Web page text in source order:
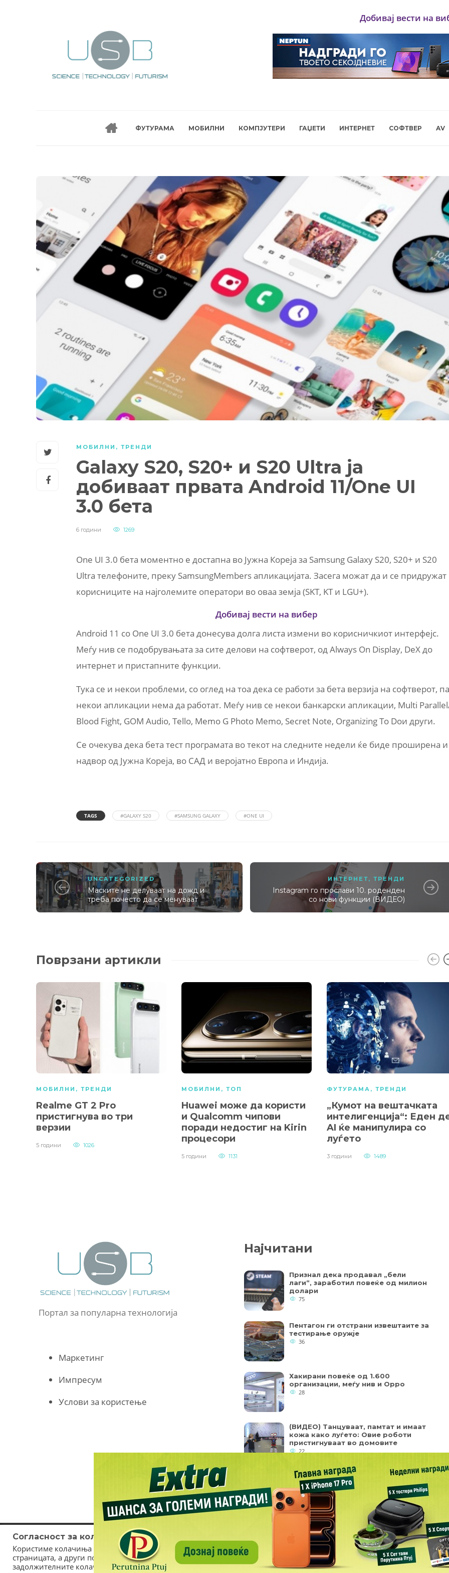
Добивај вести на
ФУТУРАМА МОБИЛНИ КОМПЈУТЕРИ ГАЏЕТИ ИНТЕРНЕТ СОФТВЕР AV
МОБИЛНИ , ТРЕНДИ
Galaxy S20, S20+ и S20 Ultra ја
добиваат првата Android 11/One UI
3.0 бета
6 години 1269
One UI 3.0 бета моментно е достапна во Јужна Кореја за Samsung Galaxy S20, S20+ и S20
Ultra телефоните, преку SamsungMembers апликацијата. Засега можат да и се придружат
корисниците на најголемите оператори во оваа земја (SKT, KT и LGU+).
Добивај вести на вибер
Android 11 со One UI 3.0 бета донесува долга листа измени во корисничкиот интерфејс.
Меѓу нив се подобрувањата за сите делови на софтверот, од Always On Display, DeX до
интернет и пристапните функции.
Тука се и некои проблеми, со оглед на тоа дека се работи за бета верзија на софтверот, па
некои апликации нема да работат. Меѓу нив се некои банкарски апликации, Multi
Blood Fight, GOM Audio, Tello, Memo G Photo Memo, Secret Note, Organizing To Doи други.
Се очекува дека бета тест програмата во текот на следните недели ќе биде проширена и
надвор од Јужна Кореја, во САД и веројатно Европа и Индија.
TAGS #GALAXY S20 #SAMSUNG GALAXY #ONE UI
UNCATEGORIZED
Маските не делуваат на дожд и
треба почесто да се менуваат
ИНТЕРНЕТ ,ТРЕНДИ
Instagram го прослави 10. роденден
со нови функции (ВИДЕО)
Поврзани артикли
МОБИЛНИ , ТРЕНДИ
Realme GT 2 Pro
пристигнува во три
верзии
5 години 1026
МОБИЛНИ , ТОП
Huawei може да користи
и Qualcomm чипови
поради недостиг на Kirin
процесори
5 години 1131
ФУТУРАМА , ТРЕНДИ
„Кумот на вештачката
интелигенција“: Еден
AI ќе манипулира со
луѓето
3 години 1489
Портал за популарна технологија
Маркетинг
Импресум
Услови за користење
Најчитани
Признал дека продавал „бели
лаги“, заработил повеќе од милион
долари
75
Пентагон ги отстрани извештаите за
тестирање оружје
36
Хакирани повеќе од 1.600
организации, меѓу нив и Oppo
28
(ВИДЕО) Танцуваат, памтат и имаат
кожа како луѓето: Овие роботи
пристигнуваат во домовите
22
Согласност за колачиња (cookies)
Користиме колачиња за оптимизирање на страницата. Некои од колачињата се од суштинско значење за работата на
страницата, а други помагаат да ја подобриме оваа интернет страница и вашето корисничко искуство. Напомена:
задолжителните колачиња се неопходни за користење и пристап до оваа интернет страница.